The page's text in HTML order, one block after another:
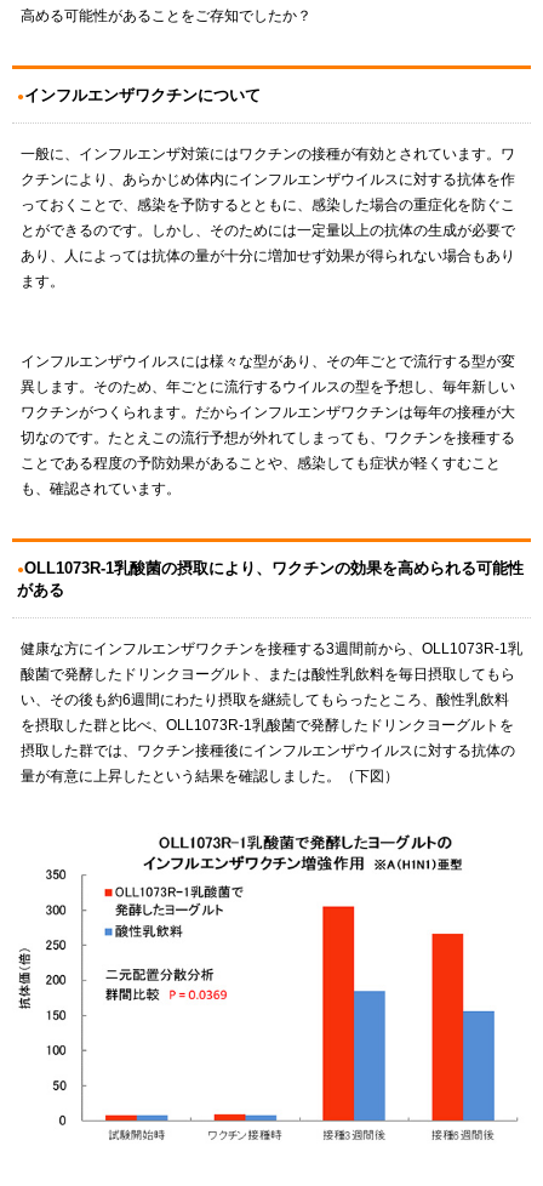
高める可能性があることをご存知でしたか？
インフルエンザワクチンについて
一般に、インフルエンザ対策にはワクチンの接種が有効とされています。ワ
クチンにより、あらかじめ体内にインフルエンザウイルスに対する抗体を作
っておくことで、感染を予防するとともに、感染した場合の重症化を防ぐこ
とができるのです。しかし、そのためには一定量以上の抗体の生成が必要で
あり、人によっては抗体の量が十分に増加せず効果が得られない場合もあり
ます。
インフルエンザウイルスには様々な型があり、その年ごとで流行する型が変
異します。そのため、年ごとに流行するウイルスの型を予想し、毎年新しい
ワクチンがつくられます。だからインフルエンザワクチンは毎年の接種が大
切なのです。たとえこの流行予想が外れてしまっても、ワクチンを接種する
ことである程度の予防効果があることや、感染しても症状が軽くすむこと
も、確認されています。
OLL1073R-1乳酸菌の摂取により、ワクチンの効果を高められる可能性
がある
健康な方にインフルエンザワクチンを接種する3週間前から、OLL1073R-1乳
酸菌で発酵したドリンクヨーグルト、または酸性乳飲料を毎日摂取してもら
い、その後も約6週間にわたり摂取を継続してもらったところ、酸性乳飲料
を摂取した群と比べ、OLL1073R-1乳酸菌で発酵したドリンクヨーグルトを
摂取した群では、ワクチン接種後にインフルエンザウイルスに対する抗体の
量が有意に上昇したという結果を確認しました。（下図）